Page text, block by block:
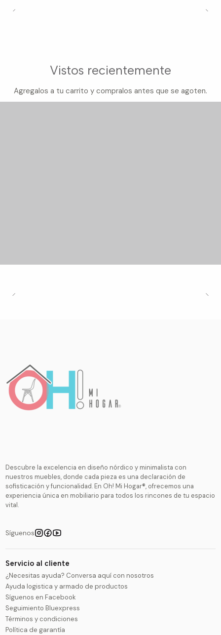
Vistos recientemente
Agregalos a tu carrito y compralos antes que se agoten.
Descubre la excelencia en diseño nórdico y minimalista con
nuestros muebles, donde cada pieza es una declaración de
sofisticación y funcionalidad. En Oh! Mi Hogar®, ofrecemos una
experiencia única en mobiliario para todos los rincones de tu espacio
vital.
Síguenos
Servicio al cliente
¿Necesitas ayuda? Conversa aquí con nosotros
Ayuda logistica y armado de productos
Síguenos en Facebook
Seguimiento Bluexpress
Términos y condiciones
Política de garantía